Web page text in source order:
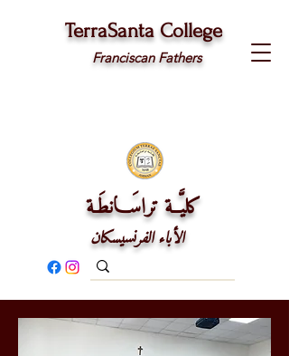
كليَّــة تراسَـــانطَـة
الأباء الفرنسيسكان
TerraSanta College
Franciscan Fathers